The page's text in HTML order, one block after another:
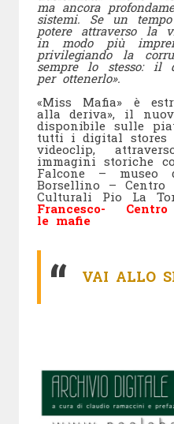
ma ancora
sistemi. Se un
potere attraverso la
in modo più
privilegiando la
sempre lo stesso: il
per ottenerlo».
«Miss Mafia» è
alla deriva», il
disponibile sulle
tutti i digital stores
videoclip,
immagini storiche
Falcone – museo
Borsellino –
Culturali Pio La
Francesco-
le mafie
VAI ALLO